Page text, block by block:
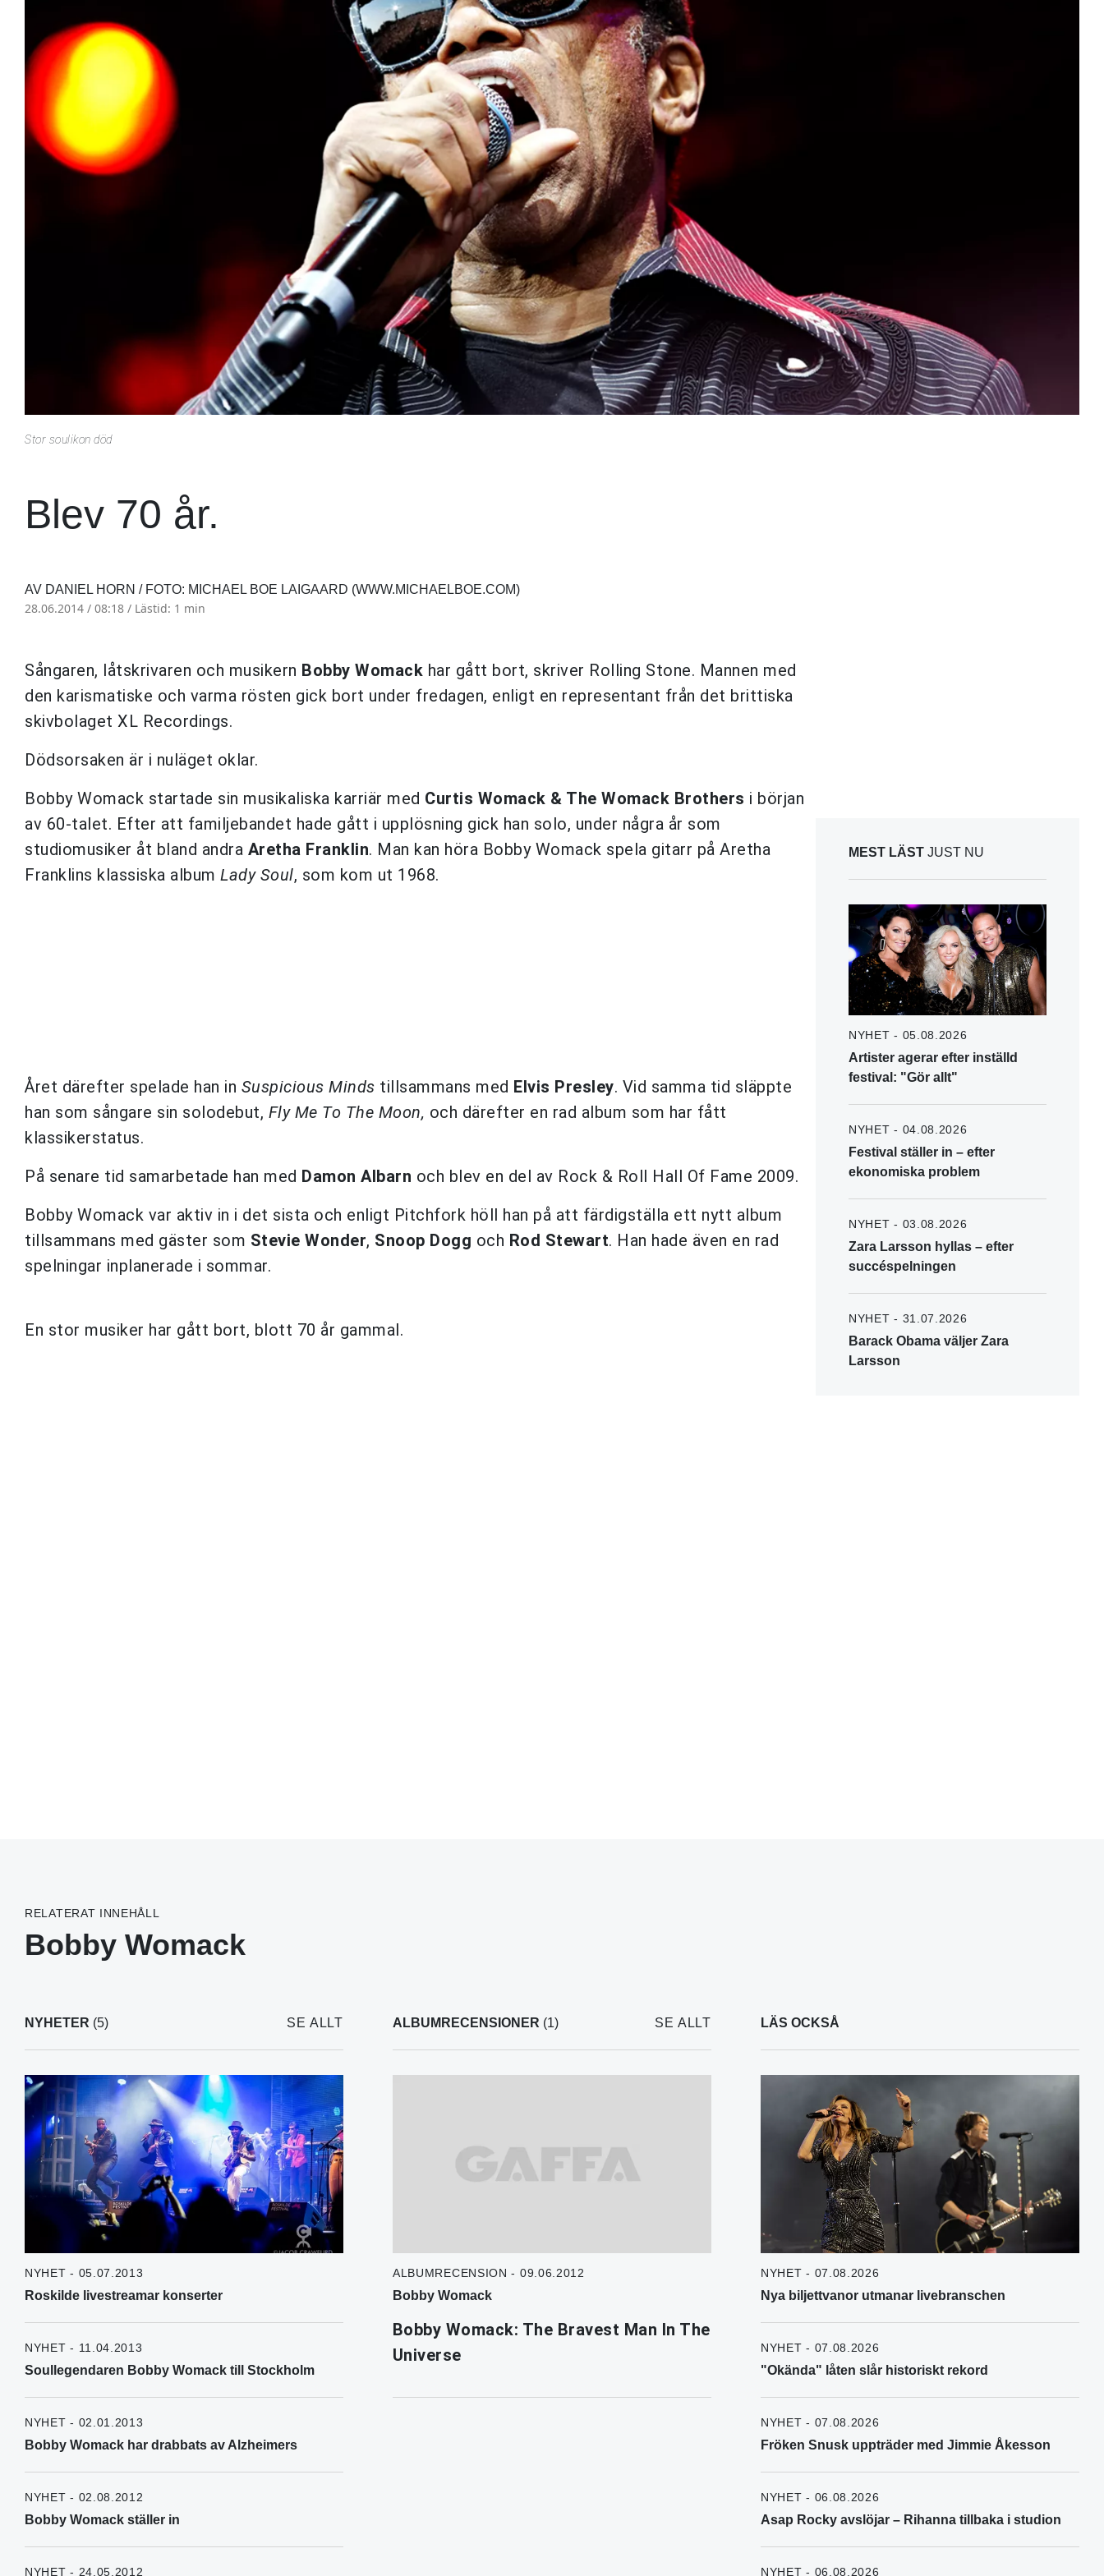
Stor soulikon död
Blev 70 år.
AV DANIEL HORN / FOTO: MICHAEL BOE LAIGAARD (WWW.MICHAELBOE.COM)
28.06.2014 / 08:18 / Lästid: 1 min
Sångaren, låtskrivaren och musikern Bobby Womack har gått bort, skriver Rolling Stone. Mannen med
den karismatiske och varma rösten gick bort under fredagen, enligt en representant från det brittiska
skivbolaget XL Recordings.
Dödsorsaken är i nuläget oklar.
Bobby Womack startade sin musikaliska karriär med Curtis Womack & The Womack Brothers i början
av 60-talet. Efter att familjebandet hade gått i upplösning gick han solo, under några år som
studiomusiker åt bland andra Aretha Franklin. Man kan höra Bobby Womack spela gitarr på Aretha
Franklins klassiska album Lady Soul, som kom ut 1968.
Året därefter spelade han in Suspicious Minds tillsammans med Elvis Presley. Vid samma tid släppte
han som sångare sin solodebut, Fly Me To The Moon, och därefter en rad album som har fått
klassikerstatus.
På senare tid samarbetade han med Damon Albarn och blev en del av Rock & Roll Hall Of Fame 2009.
Bobby Womack var aktiv in i det sista och enligt Pitchfork höll han på att färdigställa ett nytt album
tillsammans med gäster som Stevie Wonder, Snoop Dogg och Rod Stewart. Han hade även en rad
spelningar inplanerade i sommar.
En stor musiker har gått bort, blott 70 år gammal.
MEST LÄST JUST NU
NYHET - 05.08.2026
Artister agerar efter inställd
festival: "Gör allt"
NYHET - 04.08.2026
Festival ställer in – efter
ekonomiska problem
NYHET - 03.08.2026
Zara Larsson hyllas – efter
succéspelningen
NYHET - 31.07.2026
Barack Obama väljer Zara
Larsson
RELATERAT INNEHÅLL
Bobby Womack
NYHETER (5) SE ALLT
NYHET - 05.07.2013
Roskilde livestreamar konserter
NYHET - 11.04.2013
Soullegendaren Bobby Womack till Stockholm
NYHET - 02.01.2013
Bobby Womack har drabbats av Alzheimers
NYHET - 02.08.2012
Bobby Womack ställer in
NYHET - 24.05.2012
ALBUMRECENSIONER (1) SE ALLT
ALBUMRECENSION - 09.06.2012
Bobby Womack
Bobby Womack: The Bravest Man In The
Universe
LÄS OCKSÅ
NYHET - 07.08.2026
Nya biljettvanor utmanar livebranschen
NYHET - 07.08.2026
"Okända" låten slår historiskt rekord
NYHET - 07.08.2026
Fröken Snusk uppträder med Jimmie Åkesson
NYHET - 06.08.2026
Asap Rocky avslöjar – Rihanna tillbaka i studion
NYHET - 06.08.2026